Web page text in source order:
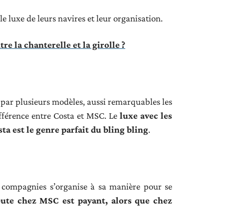
luxe de leurs navires et leur organisation.
la chanterelle et la girolle ?
plusieurs modèles, aussi remarquables les
entre Costa et MSC. Le luxe avec les
est le genre parfait du bling bling.
s’organise à sa manière pour se
chez MSC est payant, alors que chez